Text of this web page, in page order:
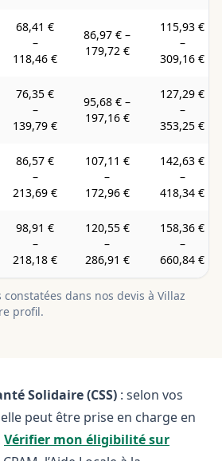
68,41 €
–
118,46 €
86,97 € –
179,72 €
115,93 €
–
309,16 €
76,35 €
–
139,79 €
95,68 € –
197,16 €
127,29 €
–
353,25 €
86,57 €
–
213,69 €
107,11 €
–
172,96 €
142,63 €
–
418,34 €
98,91 €
–
218,18 €
120,55 €
–
286,91 €
158,36 €
–
660,84 €
dans nos devis à Villaz
profil.
Solidaire (CSS) : selon vos
peut être prise en charge en
Vérifier mon éligibilité sur